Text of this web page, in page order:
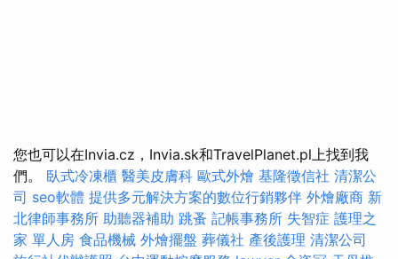
您也可以在Invia.cz，Invia.sk和TravelPlanet.pl上找到我
們。 臥式冷凍櫃 醫美皮膚科 歐式外燴 基隆徵信社 清潔公
司 seo軟體 提供多元解決方案的數位行銷夥伴 外燴廠商 新
北律師事務所 助聽器補助 跳蚤 記帳事務所 失智症 護理之
家 單人房 食品機械 外燴擺盤 葬儀社 產後護理 清潔公司